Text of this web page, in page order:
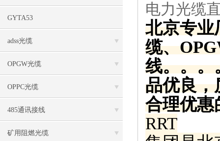
GYTA53
adss光缆
OPGW光缆
OPPC光缆
485通讯接线
矿用阻燃光缆
电力光缆
北京专业
缆、
线。。。
品优良，
合理优惠
RRT